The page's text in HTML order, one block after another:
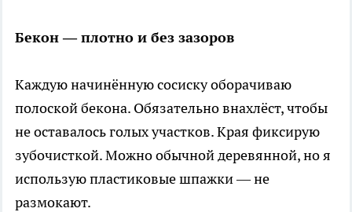
Бекон — плотно и без зазоров
Каждую начинённую сосиску оборачиваю
полоской бекона. Обязательно внахлёст, чтобы
не оставалось голых участков. Края фиксирую
зубочисткой. Можно обычной деревянной, но я
использую пластиковые шпажки — не
размокают.